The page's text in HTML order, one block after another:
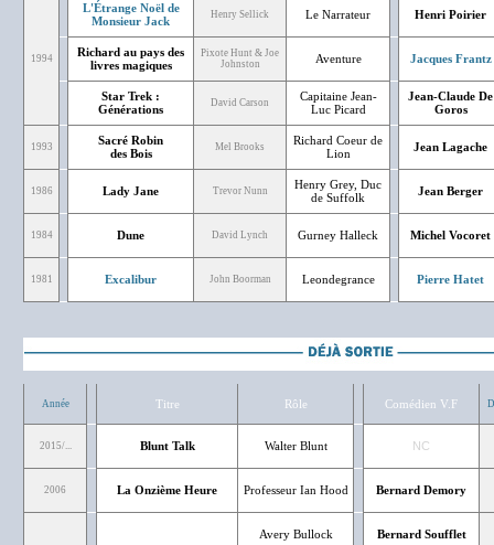
1994
L'Étrange Noël de
Monsieur Jack
Henry Sellick Le Narrateur Henri Poirier
Richard au pays des
livres magiques
Pixote Hunt & Joe
Johnston
Aventure Jacques Frantz
Star Trek :
Générations
David Carson
Capitaine Jean-
Luc Picard
Jean-Claude De
Goros
1993
Sacré Robin
des Bois
Mel Brooks
Richard Coeur de
Lion
Jean Lagache
1986 Lady Jane Trevor Nunn
Henry Grey, Duc
de Suffolk
Jean Berger
1984 Dune David Lynch Gurney Halleck Michel Vocoret
1981 Excalibur John Boorman Leondegrance Pierre Hatet
Année Titre Rôle Comédien V.F
2015/... Blunt Talk Walter Blunt NC
2006 La Onzième Heure Professeur Ian Hood Bernard Demory
Avery Bullock Bernard Soufflet